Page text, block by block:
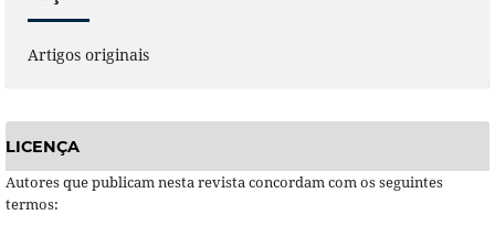
Artigos originais
LICENÇA
Autores que publicam nesta revista concordam com os seguintes
termos: